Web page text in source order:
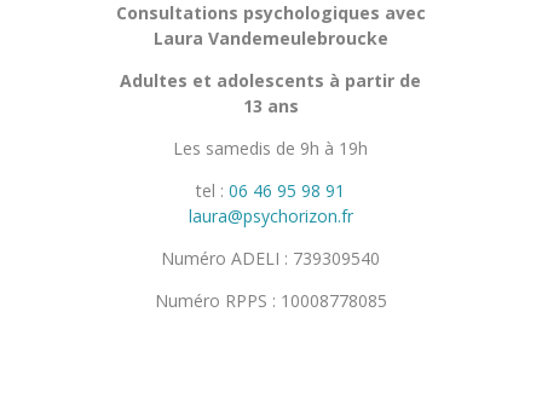
Consultations psychologiques avec
Laura Vandemeulebroucke
Adultes et adolescents à partir de
13 ans
Les samedis de 9h à 19h
tel :06 46 95 98 91
laura@psychorizon.fr
Numéro ADELI : 739309540
Numéro RPPS : 10008778085